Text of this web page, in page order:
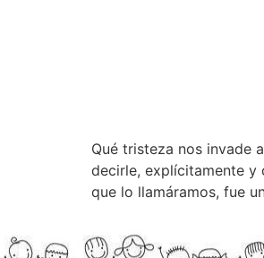
Qué tristeza nos invade
decirle, explícitamente y
que lo llamáramos, fue